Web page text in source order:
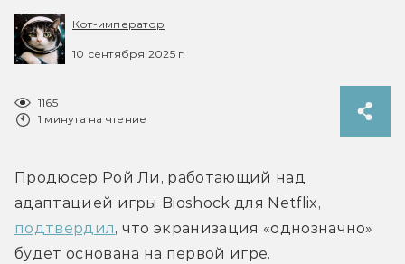
Кот-император
10 сентября 2025 г.
1165
1 минута на чтение
Продюсер Рой Ли, работающий над
подтвердил, что экранизация «однозначно»